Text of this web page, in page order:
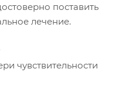
поставить
лечение.
чувствительности